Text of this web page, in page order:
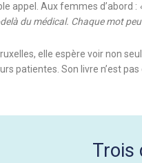
appel. Aux femmes d’abord :
du médical. Chaque mot
elle espère voir non
patientes. Son livre n’est pas
Trois